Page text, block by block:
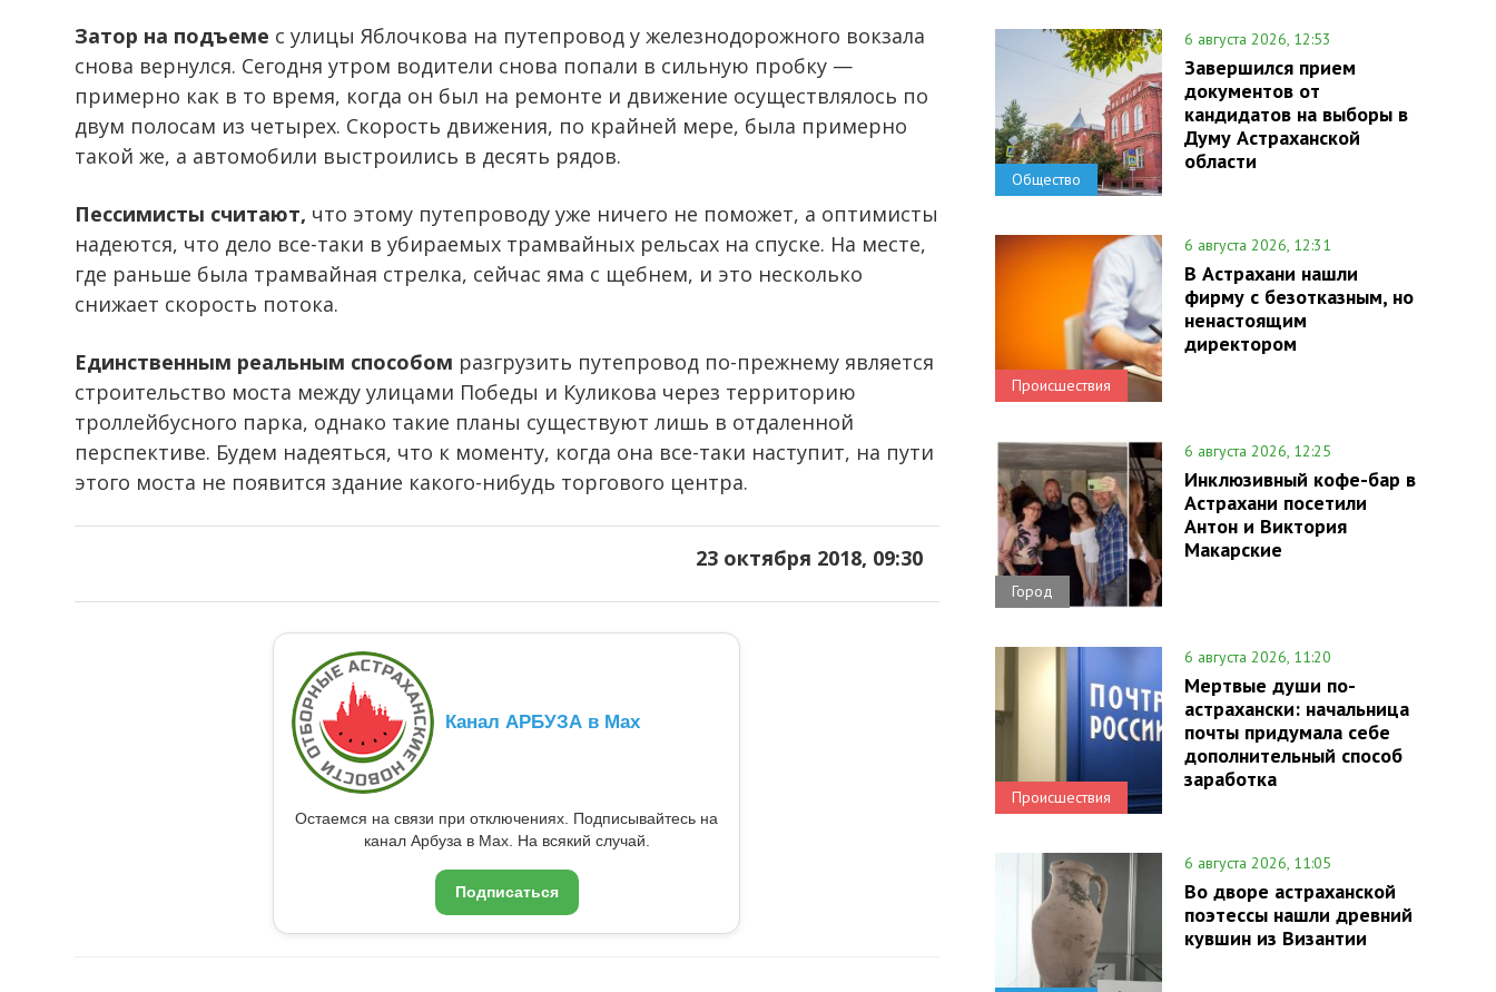
Затор на подъеме с улицы Яблочкова на путепровод у железнодорожного вокзала
снова вернулся. Сегодня утром водители снова попали в сильную пробку —
примерно как в то время, когда он был на ремонте и движение осуществлялось по
двум полосам из четырех. Скорость движения, по крайней мере, была примерно
такой же, а автомобили выстроились в десять рядов.
Пессимисты считают, что этому путепроводу уже ничего не поможет, а оптимисты
надеются, что дело все-таки в убираемых трамвайных рельсах на спуске. На месте,
где раньше была трамвайная стрелка, сейчас яма с щебнем, и это несколько
снижает скорость потока.
Единственным реальным способом разгрузить путепровод по-прежнему является
строительство моста между улицами Победы и Куликова через территорию
троллейбусного парка, однако такие планы существуют лишь в отдаленной
перспективе. Будем надеяться, что к моменту, когда она все-таки наступит, на пути
этого моста не появится здание какого-нибудь торгового центра.
23 октября 2018, 09:30
Канал АРБУЗА в Max
Остаемся на связи при отключениях. Подписывайтесь на
канал Арбуза в Max. На всякий случай.
Подписаться
Общество
6 августа 2026, 12:53
Завершился прием
документов от
кандидатов на выборы в
Думу Астраханской
области
Происшествия
6 августа 2026, 12:31
В Астрахани нашли
фирму с безотказным, но
ненастоящим
директором
Город
6 августа 2026, 12:25
Инклюзивный кофе-бар в
Астрахани посетили
Антон и Виктория
Макарские
Происшествия
6 августа 2026, 11:20
Мертвые души по-
астрахански: начальница
почты придумала себе
дополнительный способ
заработка
6 августа 2026, 11:05
Во дворе астраханской
поэтессы нашли древний
кувшин из Византии